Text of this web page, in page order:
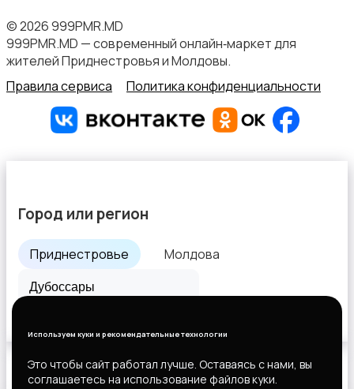
Продажи
Финансы
Офисный персонал
© 2026 999PMR.MD
999PMR.MD — современный онлайн‑маркет для
жителей Приднестровья и Молдовы.
Правила сервиса
Политика конфиденциальности
Используем куки и рекомендательные технологии
Это чтобы сайт работал лучше. Оставаясь с нами, вы
соглашаетесь на использование файлов куки.
Город или регион
Приднестровье Молдова